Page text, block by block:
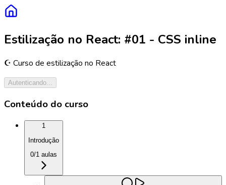
Estilização no React: #01 - CSS inline
☪️ Curso de estilização no React
Autenticando...
Conteúdo do curso
1
Introdução
0/1 aulas